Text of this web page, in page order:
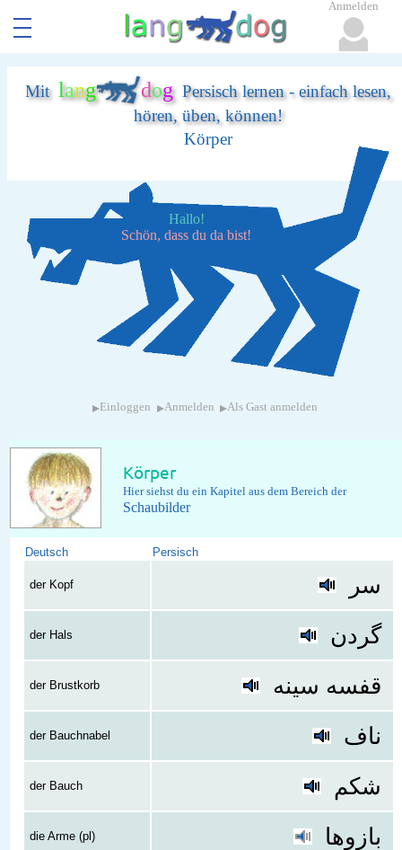
Mit lang dogPersisch lernen - einfach lesen,
hören, üben, können!
Körper
Hallo!
Schön, dass du da bist!
▸ Einloggen ▸Anmelden ▸Als Gast anmelden
Körper
Hier siehst du ein Kapitel aus dem Bereich der
Schaubilder
Deutsch Persisch
der Kopf سر
der Hals گردن
der Brustkorb قفسه سینه
der Bauchnabel ناف
der Bauch شکم
die Arme (pl) بازوها
Anmelden